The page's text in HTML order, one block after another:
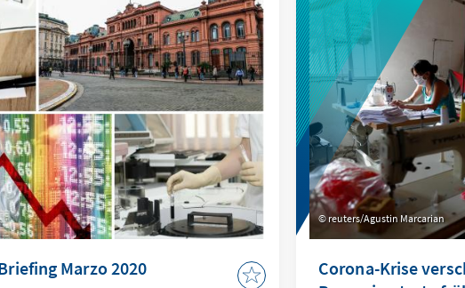
Marzo 2020
reuters/Agustin Marcarian
Corona-Krise